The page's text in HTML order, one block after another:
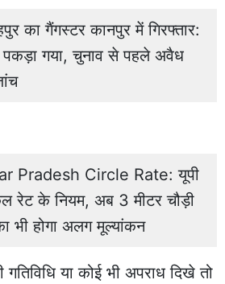
का गैंगस्टर कानपुर में गिरफ्तार:
पकड़ा गया, चुनाव से पहले अवैध
Pradesh Circle Rate: यूपी
रेट के नियम, अब 3 मीटर चौड़ी
भी होगा अलग मूल्यांकन
गतिविधि या कोई भी अपराध दिखे तो